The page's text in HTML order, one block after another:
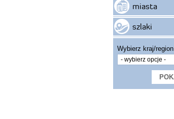
miasta
szlaki
Wybierz kraj/region